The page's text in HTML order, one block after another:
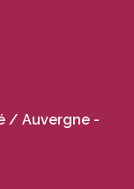
/ Auvergne -